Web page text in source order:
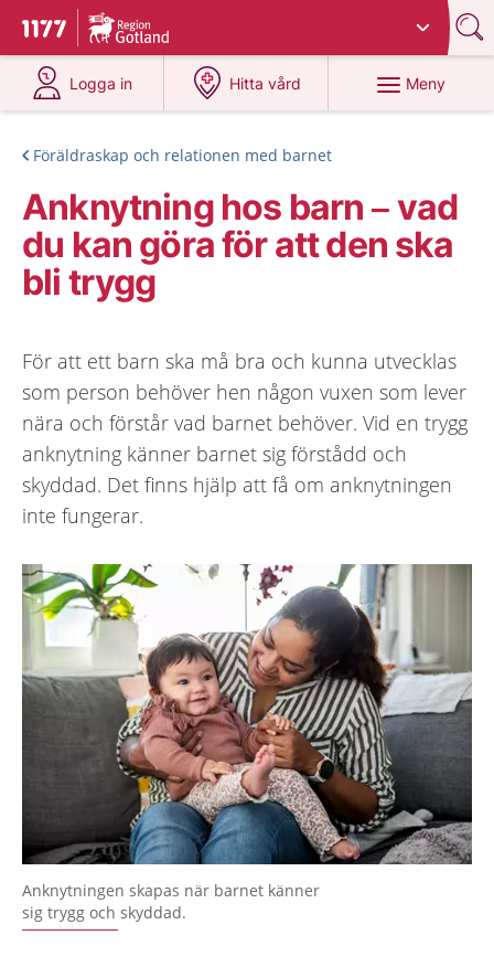
Till startsidan för 1177
Du har valt region
Logga in
på 1177.se
Hitta vård
på 1177.se
Meny
Föräldraskap och relationen med barnet
Anknytning hos barn – vad
du kan göra för att den ska
bli trygg
För att ett barn ska må bra och kunna utvecklas
som person behöver hen någon vuxen som lever
nära och förstår vad barnet behöver. Vid en trygg
anknytning känner barnet sig förstådd och
skyddad. Det finns hjälp att få om anknytningen
inte fungerar.
Anknytningen skapas när barnet känner
sig trygg och skyddad.